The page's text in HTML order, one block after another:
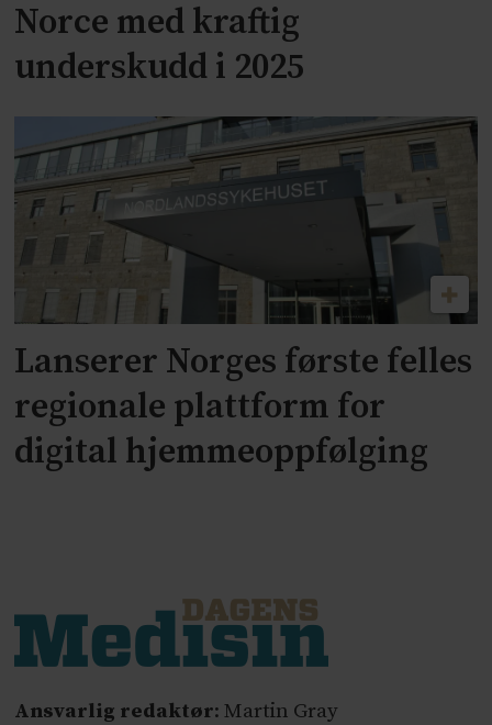
Norce med kraftig
underskudd i 2025
Lanserer Norges første felles
regionale plattform for
digital hjemmeoppfølging
Ansvarlig redaktør: Martin Gray